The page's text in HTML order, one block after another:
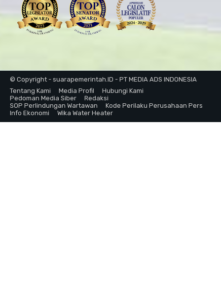
© Copyright - suarapemerintah.ID - PT MEDIA ADS INDONESIA
Tentang Kami
Media Profil
Hubungi Kami
Pedoman Media Siber
Redaksi
SOP Perlindungan Wartawan
Kode Perilaku Perusahaan Pers
Info Ekonomi
Wika Water Heater